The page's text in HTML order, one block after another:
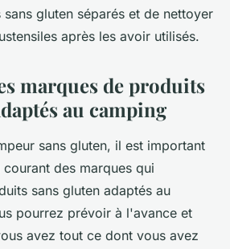
gluten séparés et de nettoyer
après les avoir utilisés.
marques de produits
au camping
sans gluten, il est important
des marques qui
sans gluten adaptés au
pourrez prévoir à l'avance et
avez tout ce dont vous avez